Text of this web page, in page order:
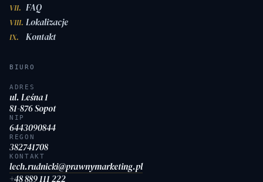
VII. FAQ
VIII. Lokalizacje
IX. Kontakt
BIURO
ADRES
ul. Leśna 1
81-876 Sopot
NIP
6443090844
REGON
382741708
KONTAKT
lech.rudnicki@prawnymarketing.pl
+48 889 111 222